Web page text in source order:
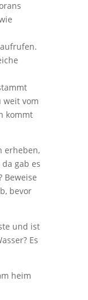
weit vom
kommt
erheben,
gab es
Beweise
bevor
und ist
Es
heim